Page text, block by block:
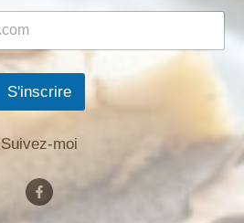
S'inscrire
Suivez-moi